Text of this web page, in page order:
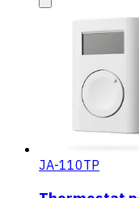
JA-110TP